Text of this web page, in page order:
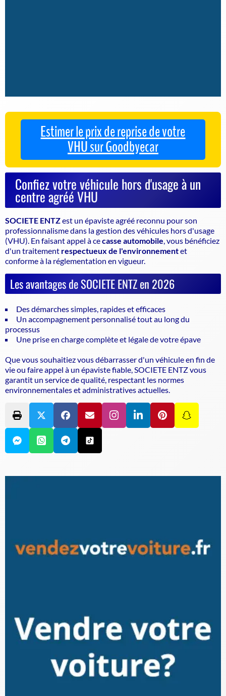
Estimer le prix de reprise de votre
VHU sur Goodbyecar
Confiez votre véhicule hors d'usage à un
centre agréé VHU
SOCIETE ENTZest un épaviste agréé reconnu pour son
professionnalisme dans la gestion des véhicules hors d'usage
(VHU). En faisant appel à cecasse automobile , vous bénéficiez
d'un traitement respectueux de l'environnementet
conforme à la réglementation en vigueur.
Les avantages de SOCIETE ENTZ en 2026
Des démarches simples, rapides et efficaces
Un accompagnement personnalisé tout au long du
processus
Une prise en charge complète et légale de votre épave
Que vous souhaitiez vous débarrasser d'un véhicule en fin de
vie ou faire appel à un épavistefiable, SOCIETE ENTZ vous
garantit un service de qualité, respectant les normes
environnementales et administratives actuelles.